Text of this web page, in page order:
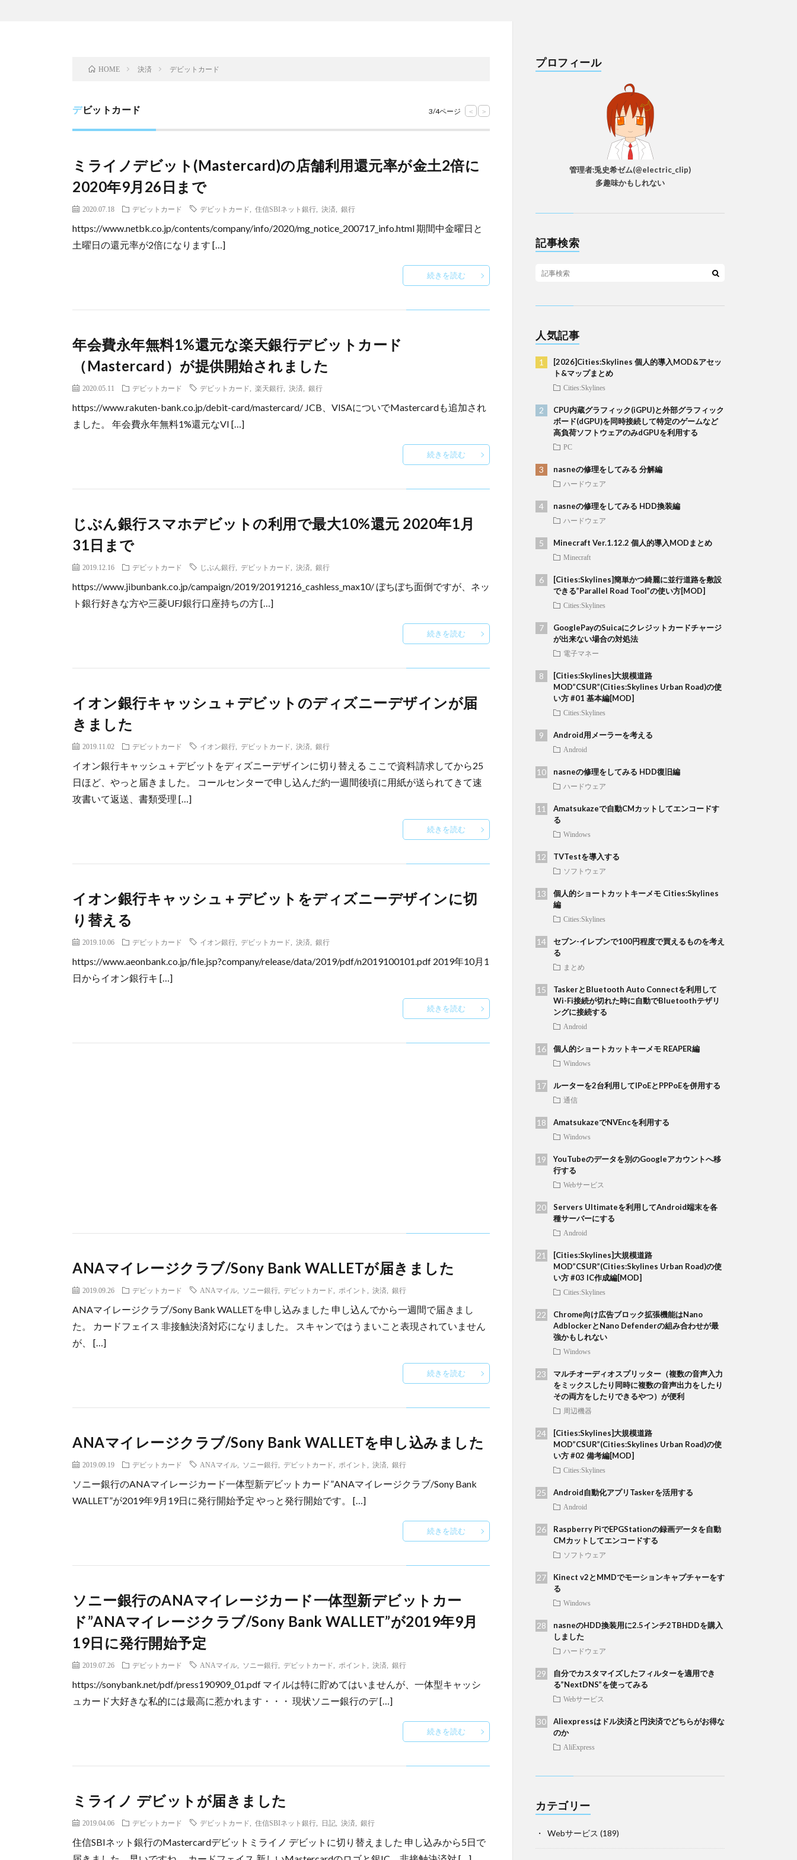
HOME 決済 デビットカード
デビットカード 3/4ページ < >
ミライノデビット(Mastercard)の店舗利用還元率が金土2倍に
2020年9月26日まで
2020.07.18 デビットカード デビットカード 住信SBIネット銀行 決済 銀行
https://www.netbk.co.jp/contents/company/info/2020/mg_notice_200717_info.html 期間中金曜日と
土曜日の還元率が2倍になります […]
続きを読む
年会費永年無料1%還元な楽天銀行デビットカード
（Mastercard）が提供開始されました
2020.05.11 デビットカード デビットカード 楽天銀行 決済 銀行
https://www.rakuten-bank.co.jp/debit-card/mastercard/ JCB、VISAについでMastercardも追加され
ました。 年会費永年無料1%還元なVI […]
続きを読む
じぶん銀行スマホデビットの利用で最大10%還元 2020年1月
31日まで
2019.12.16 デビットカード じぶん銀行 デビットカード 決済 銀行
https://www.jibunbank.co.jp/campaign/2019/20191216_cashless_max10/ ぼちぼち面倒ですが、ネッ
ト銀行好きな方や三菱UFJ銀行口座持ちの方 […]
続きを読む
イオン銀行キャッシュ＋デビットのディズニーデザインが届
きました
2019.11.02 デビットカード イオン銀行 デビットカード 決済 銀行
イオン銀行キャッシュ＋デビットをディズニーデザインに切り替える ここで資料請求してから25
日ほど、やっと届きました。 コールセンターで申し込んだ約一週間後頃に用紙が送られてきて速
攻書いて返送、書類受理 […]
続きを読む
イオン銀行キャッシュ＋デビットをディズニーデザインに切
り替える
2019.10.06 デビットカード イオン銀行 デビットカード 決済 銀行
https://www.aeonbank.co.jp/file.jsp?company/release/data/2019/pdf/n2019100101.pdf 2019年10月1
日からイオン銀行キ […]
続きを読む
ANAマイレージクラブ/Sony Bank WALLETが届きました
2019.09.26 デビットカード ANAマイル ソニー銀行 デビットカード ポイント 決済 銀行
ANAマイレージクラブ/Sony Bank WALLETを申し込みました 申し込んでから一週間で届きまし
た。 カードフェイス 非接触決済対応になりました。 スキャンではうまいこと表現されていません
が、 […]
続きを読む
ANAマイレージクラブ/Sony Bank WALLETを申し込みました
2019.09.19 デビットカード ANAマイル ソニー銀行 デビットカード ポイント 決済 銀行
ソニー銀行のANAマイレージカード一体型新デビットカード”ANAマイレージクラブ/Sony Bank
WALLET”が2019年9月19日に発行開始予定 やっと発行開始です。 […]
続きを読む
ソニー銀行のANAマイレージカード一体型新デビットカー
ド”ANAマイレージクラブ/Sony Bank WALLET”が2019年9月
19日に発行開始予定
2019.07.26 デビットカード ANAマイル ソニー銀行 デビットカード ポイント 決済 銀行
https://sonybank.net/pdf/press190909_01.pdf マイルは特に貯めてはいませんが、一体型キャッシ
ュカード大好きな私的には最高に惹かれます・・・ 現状ソニー銀行のデ […]
続きを読む
ミライノ デビットが届きました
2019.04.06 デビットカード デビットカード 住信SBIネット銀行 日記 決済 銀行
住信SBIネット銀行のMastercardデビットミライノ デビットに切り替えました 申し込みから5日で
プロフィール
管理者:兎史希ゼム(@electric_clip)
多趣味かもしれない
記事検索
人気記事
[2026]Cities:Skylines 個人的導入MOD&アセッ
ト&マップまとめ
Cities:Skylines
CPU内蔵グラフィック(iGPU)と外部グラフィック
ボード(dGPU)を同時接続して特定のゲームなど
高負荷ソフトウェアのみdGPUを利用する
PC
nasneの修理をしてみる 分解編
ハードウェア
nasneの修理をしてみる HDD換装編
ハードウェア
Minecraft Ver.1.12.2 個人的導入MODまとめ
Minecraft
[Cities:Skylines]簡単かつ綺麗に並行道路を敷設
できる”Parallel Road Tool”の使い方[MOD]
Cities:Skylines
GooglePayのSuicaにクレジットカードチャージ
が出来ない場合の対処法
電子マネー
[Cities:Skylines]大規模道路
MOD”CSUR”(Cities:Skylines Urban Road)の使
い方 #01 基本編[MOD]
Cities:Skylines
Android用メーラーを考える
Android
nasneの修理をしてみる HDD復旧編
ハードウェア
Amatsukazeで自動CMカットしてエンコードす
る
Windows
TVTestを導入する
ソフトウェア
個人的ショートカットキーメモ Cities:Skylines
編
Cities:Skylines
セブン-イレブンで100円程度で買えるものを考え
る
まとめ
TaskerとBluetooth Auto Connectを利用して
Wi-Fi接続が切れた時に自動でBluetoothテザリ
ングに接続する
Android
個人的ショートカットキーメモ REAPER編
Windows
ルーターを2台利用してIPoEとPPPoEを併用する
通信
AmatsukazeでNVEncを利用する
Windows
YouTubeのデータを別のGoogleアカウントへ移
行する
Webサービス
Servers Ultimateを利用してAndroid端末を各
種サーバーにする
Android
[Cities:Skylines]大規模道路
MOD”CSUR”(Cities:Skylines Urban Road)の使
い方 #03 IC作成編[MOD]
Cities:Skylines
Chrome向け広告ブロック拡張機能はNano
AdblockerとNano Defenderの組み合わせが最
強かもしれない
Windows
マルチオーディオスプリッター（複数の音声入力
をミックスしたり同時に複数の音声出力をしたり
その両方をしたりできるやつ）が便利
周辺機器
[Cities:Skylines]大規模道路
MOD”CSUR”(Cities:Skylines Urban Road)の使
い方 #02 備考編[MOD]
Cities:Skylines
Android自動化アプリTaskerを活用する
Android
Raspberry PiでEPGStationの録画データを自動
CMカットしてエンコードする
ソフトウェア
Kinect v2とMMDでモーションキャプチャーをす
る
Windows
nasneのHDD換装用に2.5インチ2TBHDDを購入
しました
ハードウェア
自分でカスタマイズしたフィルターを適用でき
る”NextDNS”を使ってみる
Webサービス
Aliexpressはドル決済と円決済でどちらがお得な
のか
AliExpress
カテゴリー
Webサービス (189)